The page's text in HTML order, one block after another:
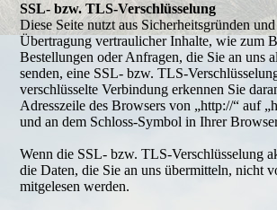
SSL- bzw. TLS-Verschlüsselung
Diese Seite nutzt aus Sicherheitsgründen
Übertragung vertraulicher Inhalte, wie zum
Bestellungen oder Anfragen, die Sie an uns
senden, eine SSL- bzw. TLS-
verschlüsselte Verbindung erkennen Sie
Adresszeile des Browsers von „http://“ auf
und an dem Schloss-Symbol in Ihrer
Wenn die SSL- bzw. TLS-Verschlüsselung
die Daten, die Sie an uns übermitteln, nicht
mitgelesen werden.